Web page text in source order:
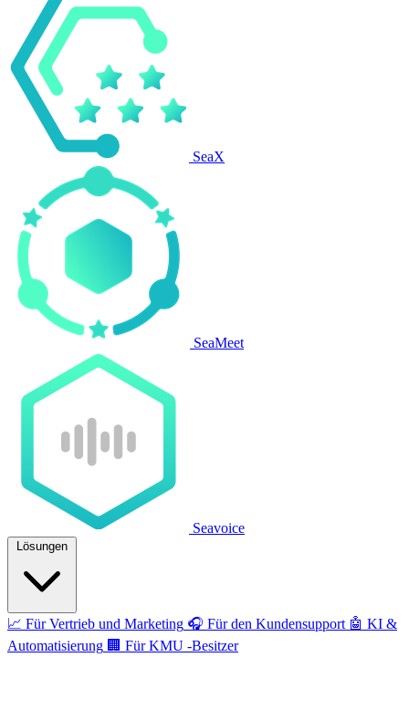
SeaX
SeaMeet
Seavoice
Lösungen
📈 Für Vertrieb und Marketing 🎧 Für den Kundensupport 🤖 KI &
Automatisierung 🏢 Für KMU -Besitzer